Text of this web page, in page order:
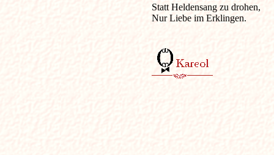
Statt Heldensang zu drohen,
Nur Liebe im Erklingen.